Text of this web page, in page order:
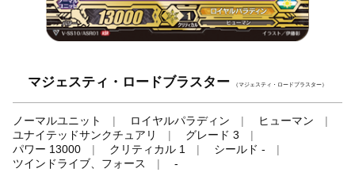
マジェスティ・ロードブラスター （マジェスティ・ロードブラスター）
ノーマルユニット ロイヤルパラディン
ヒューマン
ユナイテッドサンクチュアリ
グレード 3
パワー 13000
クリティカル 1
シールド -
ツインドライブ、フォース
-